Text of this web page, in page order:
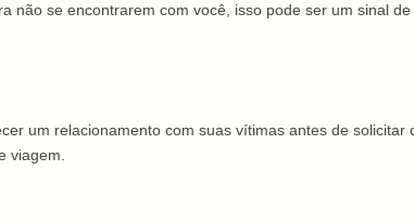
não se encontrarem com você, isso pode ser um sinal
um relacionamento com suas vítimas antes de solicitar
viagem.